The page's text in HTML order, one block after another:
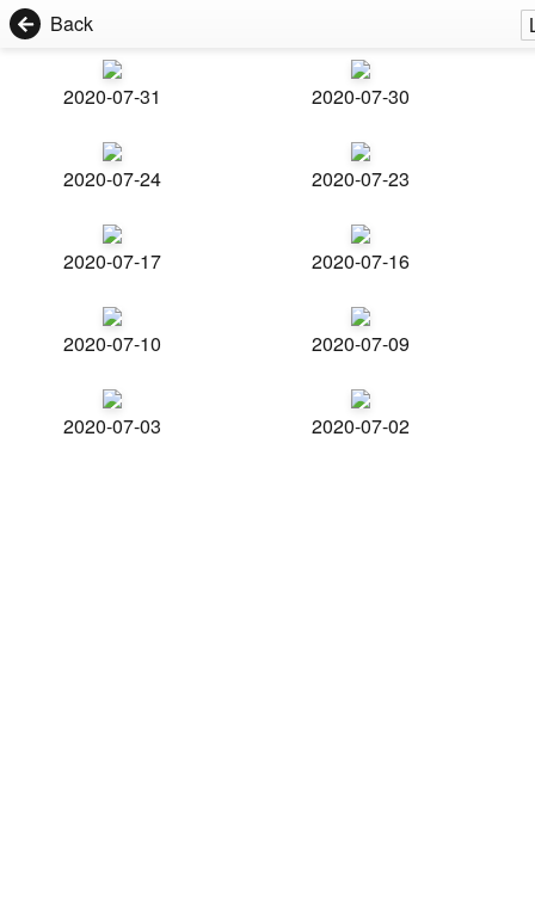
Back
2020-07-31 2020-07-30
2020-07-24 2020-07-23
2020-07-17 2020-07-16
2020-07-10 2020-07-09
2020-07-03 2020-07-02